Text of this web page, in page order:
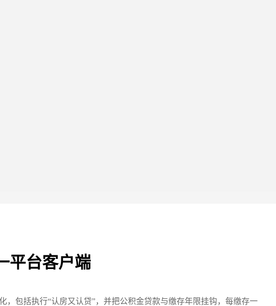
平台客户端
包括执行“认房又认贷”，并把公积金贷款与缴存年限挂钩，每缴存一